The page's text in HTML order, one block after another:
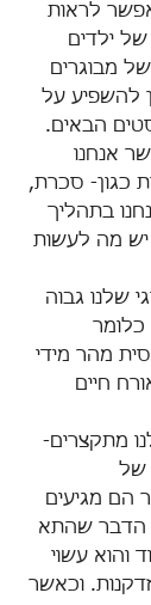
אפשר לראות
ילדים
מבוגרים
להשפיע על
הבאים.
אנחנו
כגון- סכרת,
בתהליך
יש מה לעשות
שלנו גבוה
כלומר
מהר מידי
חיים
מתקצרים-
של
הם מגיעים
הדבר שהתא
והוא עשוי
וכאשר